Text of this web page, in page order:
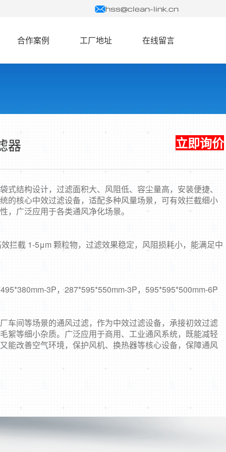
hss@clean-link.cn
合作案例 工厂地址 在线留言
器 立即询价
式结构设计，过滤面积大、风阻低、容尘量高，安装便捷、
的核心中效过滤设备，适配多种风量场景，可有效拦截细小
，广泛应用于各类通风净化场景。
拦截 1-5μm 颗粒物，过滤效果稳定，风阻损耗小，能满足中
3P，287*595*550mm-3P，595*595*500mm-6P
车间等场景的通风过滤，作为中效过滤设备，承接初效过滤
絮等细小杂质。广泛应用于商用、工业通风系统，既能减轻
能改善空气环境，保护风机、换热器等核心设备，保障通风